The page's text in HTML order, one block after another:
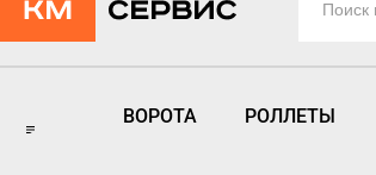
ВОРОТА РОЛЛЕТЫ